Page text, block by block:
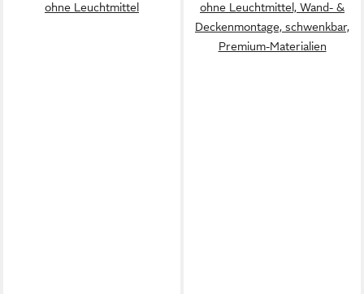
ohne Leuchtmittel
ohne Leuchtmittel, Wand- &
Deckenmontage, schwenkbar,
Premium-Materialien